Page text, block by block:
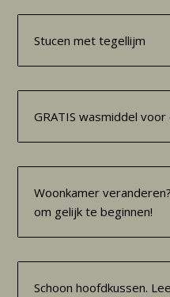
Stucen met tegellijm
GRATIS wasmiddel
Woonkamer
om gelijk te beginnen!
Schoon hoofdkussen.